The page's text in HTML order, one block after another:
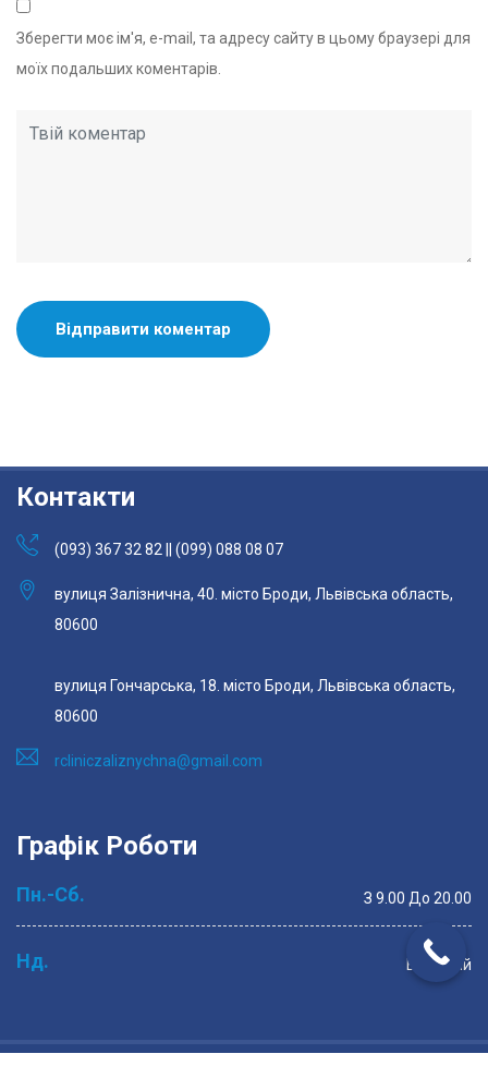
Зберегти моє ім'я, e-mail, та адресу сайту в цьому браузері для
моїх подальших коментарів.
Контакти
(093) 367 32 82 || (099) 088 08 07
вулиця Залізнична, 40. місто Броди, Львівська область,
80600
вулиця Гончарська, 18. місто Броди, Львівська область,
80600
rcliniczaliznychna@gmail.com
Графік Роботи
Пн.-Сб. З 9.00 До 20.00
Нд. Вихідний